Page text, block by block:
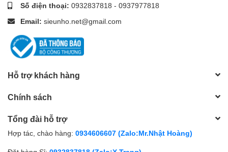
Số điện thoại: 0932837818 - 0937977818
Email: sieunho.net@gmail.com
Hỗ trợ khách hàng
Chính sách
Tổng đài hỗ trợ
Hợp tác, chào hàng: 0934606607 (Zalo:Mr.Nhật Hoàng)